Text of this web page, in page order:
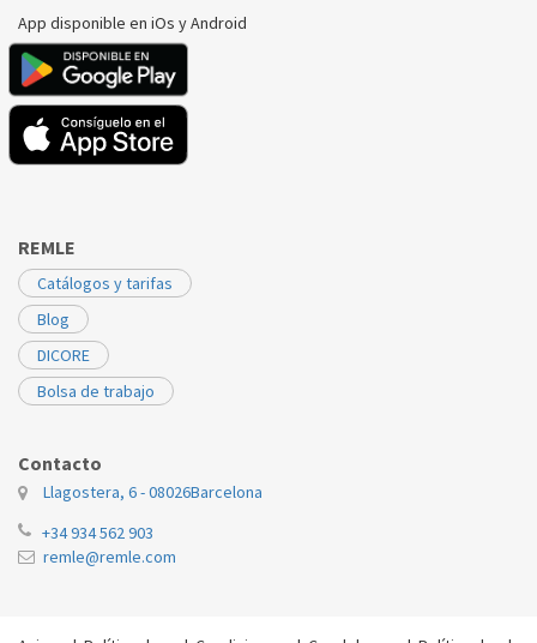
App disponible en iOs y Android
REMLE
Catálogos y tarifas
Blog
DICORE
Bolsa de trabajo
Contacto
Llagostera, 6 - 08026Barcelona
+34 934 562 903
remle@remle.com